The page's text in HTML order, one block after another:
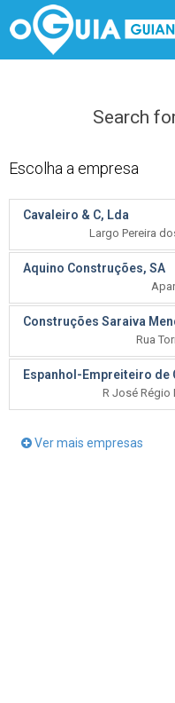
Search
Escolha a empresa
Cavaleiro & C, Lda
Largo Pereira
Aquino Construções, SA
Construções Saraiva
Rua
Espanhol-Empreiteiro de
R José Régio
Ver mais empresas